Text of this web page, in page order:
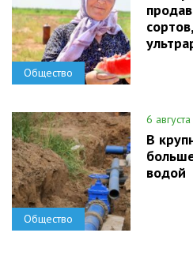
Общество
Общество
6
В
водой